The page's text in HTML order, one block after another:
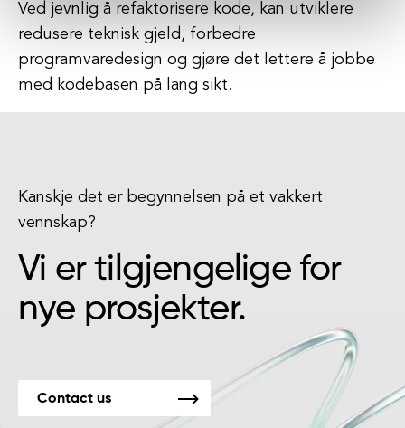
Ved jevnlig å refaktorisere kode, kan utviklere
redusere teknisk gjeld, forbedre
programvaredesign og gjøre det lettere å jobbe
med kodebasen på lang sikt.
Kanskje det er begynnelsen på et vakkert
vennskap?
Vi er tilgjengelige for
nye prosjekter.
Contact us